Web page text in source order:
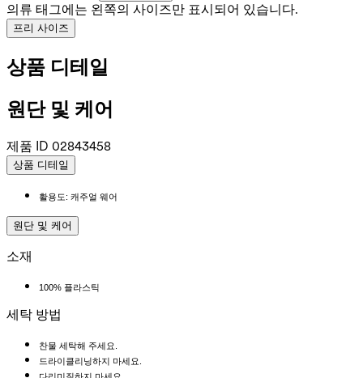
의류 태그에는 왼쪽의 사이즈만 표시되어 있습니다.
프리 사이즈
상품 디테일
원단 및 케어
제품 ID 02843458
상품 디테일
활용도: 캐주얼 웨어
원단 및 케어
소재
100% 플라스틱
세탁 방법
찬물 세탁해 주세요.
드라이클리닝하지 마세요.